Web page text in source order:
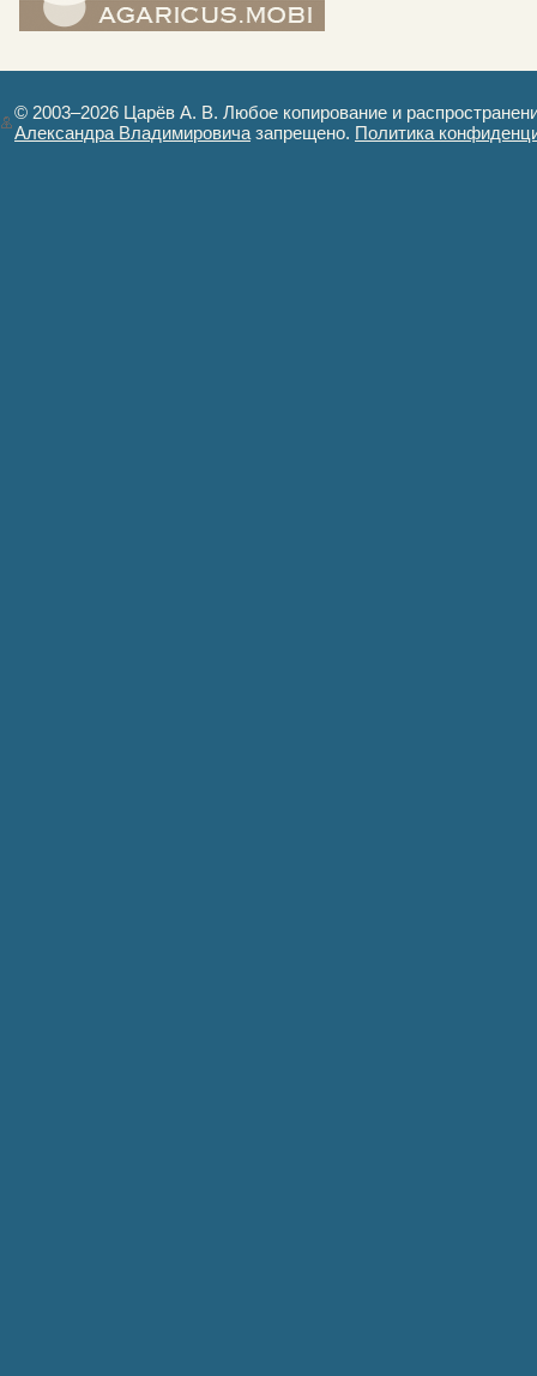
© 2003–2026 Царёв А. В. Любое копирование и
Александра Владимировича запрещено. Политика
Авторизация